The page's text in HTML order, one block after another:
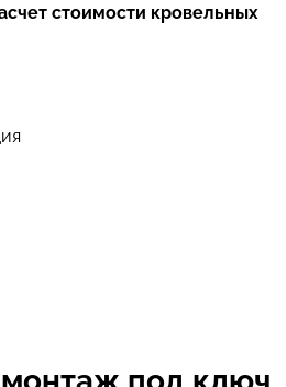
стоимости кровельных